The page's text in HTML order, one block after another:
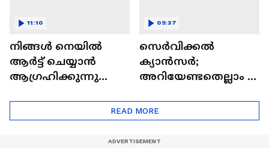
നിങ്ങൾ നെയിൽ
ആർട്ട് ചെയ്യാൻ
ആഗ്രഹിക്കുന്നുണ്ടോ
ട്രെൻഡിനെക്കുറിച്ച് |
Nail Art | Trends Cafe
11:10
സെർവിക്കൽ
ക്യാൻസർ;
അറിയേണ്ടതെല്ലാം |
Cancer
09:37
READ MORE